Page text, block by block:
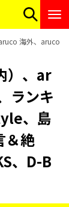
海外、aruco
）、ar
ランキ
、島
＆絶
、D-B